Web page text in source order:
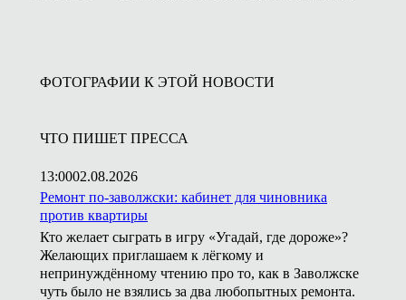
ФОТОГРАФИИ К ЭТОЙ НОВОСТИ
ЧТО ПИШЕТ ПРЕССА
13:0002.08.2026
Ремонт по-заволжски: кабинет для чиновника
против квартиры
Кто желает сыграть в игру «Угадай, где дороже»?
Желающих приглашаем к лёгкому и
непринуждённому чтению про то, как в Заволжске
чуть было не взялись за два любопытных ремонта.